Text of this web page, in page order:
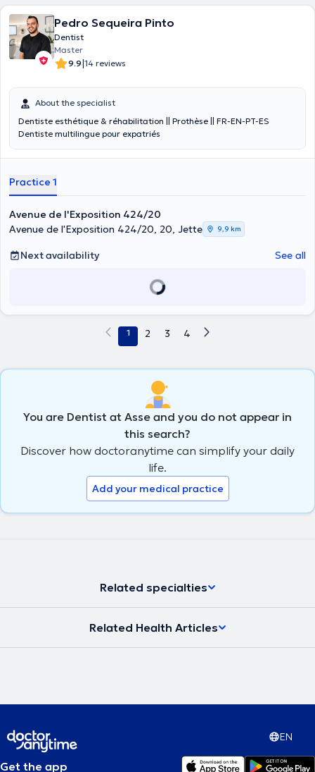
Pedro Sequeira Pinto
Dentist
Master
9.9|14 reviews
About the specialist
Dentiste esthétique & réhabilitation || Prothèse || FR-EN-PT-ES
Dentiste multilingue pour expatriés
Practice 1
Avenue de l'Exposition 424/20
Avenue de l'Exposition 424/20, 20, Jette
9,9 km
Next availability See all
1 2 3 4
You are Dentist at Asse and you do not appear in
this search?
Discover how doctoranytime can simplify your daily
life.
Add your medical practice
Related specialties
Related Health Articles
EN
Get the app